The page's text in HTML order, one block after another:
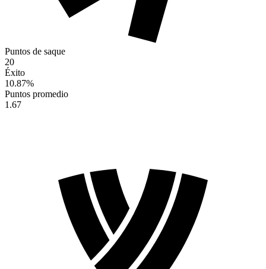
Puntos de saque
20
Éxito
10.87%
Puntos promedio
1.67